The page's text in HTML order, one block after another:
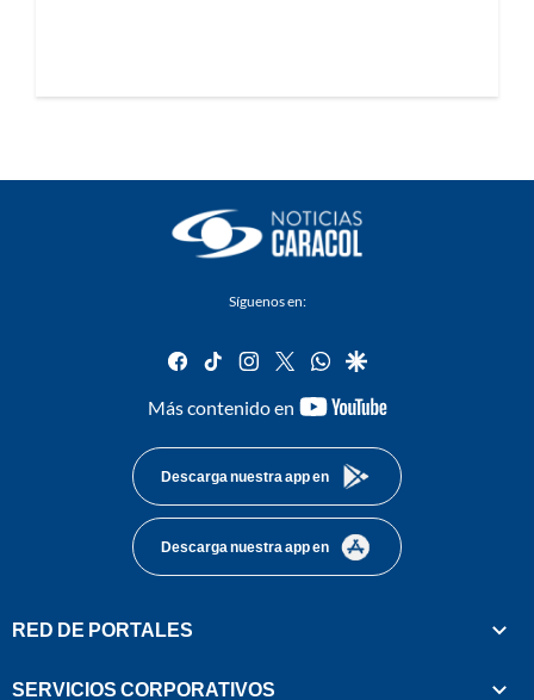
Síguenos en:
facebook
tiktok instagram
twitterwhatsapp
google
Más contenido en
youtube-
Descarga nuestra app en
Descarga nuestra app en
RED DE PORTALES
SERVICIOS CORPORATIVOS